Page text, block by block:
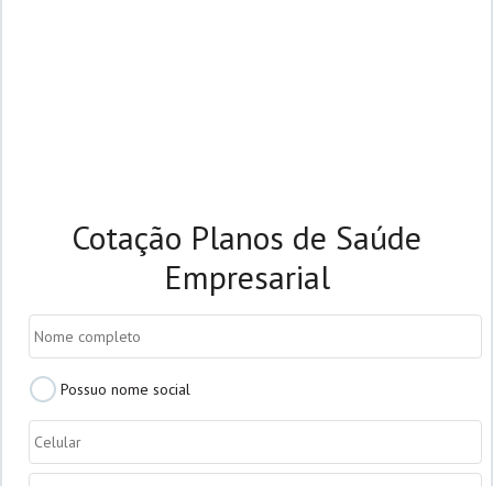
Cotação Planos de Saúde
Empresarial
Possuo
nome
social
Possuo nome social